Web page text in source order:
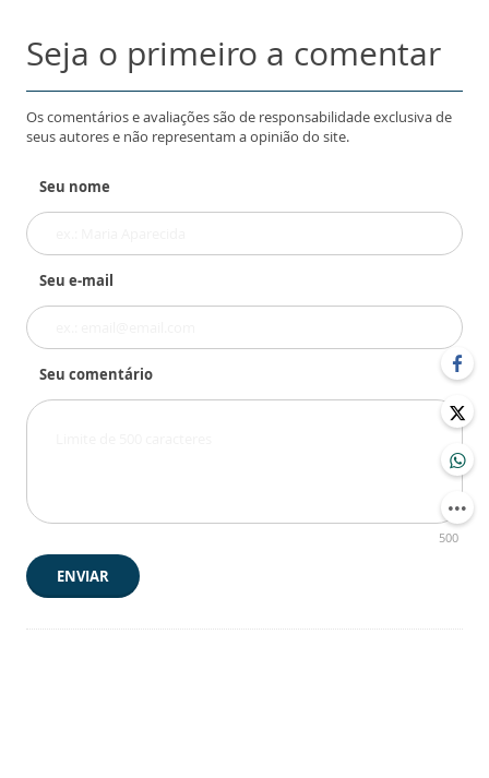
Seja o primeiro a comentar
Os comentários e avaliações são de responsabilidade exclusiva de
seus autores e não representam a opinião do site.
Seu nome
Seu e-mail
Seu comentário
500
ENVIAR